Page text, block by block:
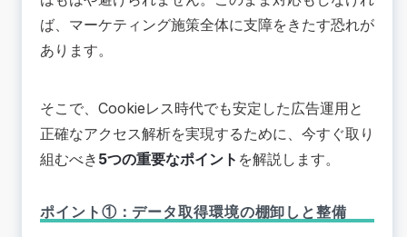
ば、マーケティング施策全体に支障をきたす恐れが
あります。
そこで、Cookieレス時代でも安定した広告運用と
正確なアクセス解析を実現するために、今すぐ取り
組むべき 5つの重要なポイント を解説します。
ポイント①：データ取得環境の棚卸しと整備